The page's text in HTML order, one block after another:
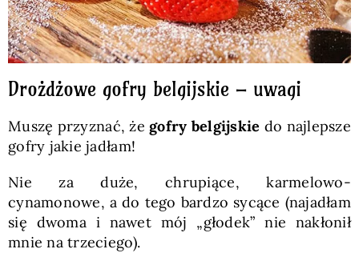
Drożdżowe gofry belgijskie – uwagi
Muszę przyznać, żegofry belgijskie do najlepsze
gofry jakie jadłam!
Nie za duże, chrupiące, karmelowo-
cynamonowe, a do tego bardzo sycące (najadłam
się dwoma i nawet mój „głodek” nie nakłonił
mnie na trzeciego).